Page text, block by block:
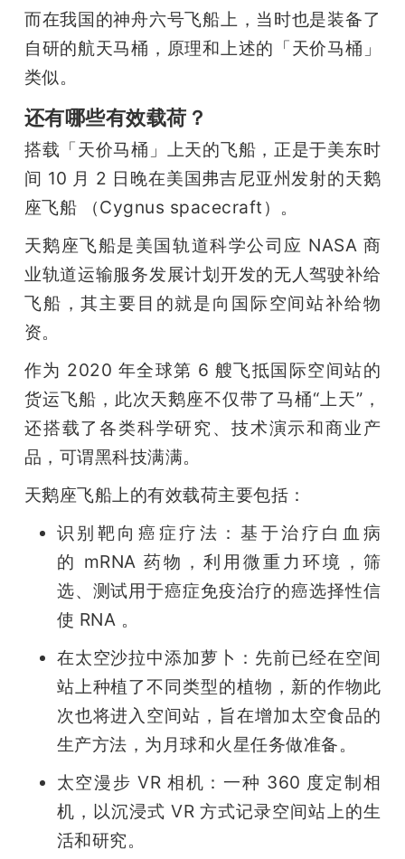
而在我国的神舟六号飞船上，当时也是装备了
自研的航天马桶，原理和上述的「天价马桶」
类似。
还有哪些有效载荷？
搭载「天价马桶」上天的飞船，正是于美东时
间 10 月 2 日晚在美国弗吉尼亚州发射的天鹅
座飞船 （Cygnus spacecraft）。
天鹅座飞船是美国轨道科学公司应 NASA 商
业轨道运输服务发展计划开发的无人驾驶补给
飞船，其主要目的就是向国际空间站补给物
资。
作为 2020 年全球第 6 艘飞抵国际空间站的
货运飞船，此次天鹅座不仅带了马桶“上天”，
还搭载了各类科学研究、技术演示和商业产
品，可谓黑科技满满。
天鹅座飞船上的有效载荷主要包括：
识别靶向癌症疗法：基于治疗白血病
的 mRNA 药物，利用微重力环境，筛
选、测试用于癌症免疫治疗的癌选择性信
使 RNA 。
在太空沙拉中添加萝卜：先前已经在空间
站上种植了不同类型的植物，新的作物此
次也将进入空间站，旨在增加太空食品的
生产方法，为月球和火星任务做准备。
太空漫步 VR 相机：一种 360 度定制相
机，以沉浸式 VR 方式记录空间站上的生
活和研究。